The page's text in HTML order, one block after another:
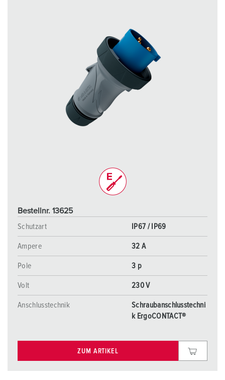
Bestellnr. 13625
Schutzart
IP67 / IP69
Ampere 32 A
Pole 3 p
Volt 230 V
Anschlusstechnik
Schraubanschlusstechni
k ErgoCONTACT®
ZUM ARTIKEL